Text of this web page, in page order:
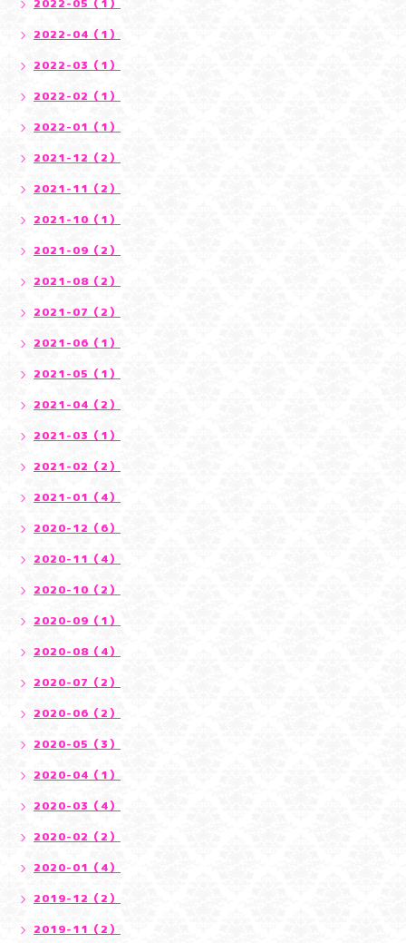
2022-04（1）
2022-03（1）
2022-02（1）
2022-01（1）
2021-12（2）
2021-11（2）
2021-10（1）
2021-09（2）
2021-08（2）
2021-07（2）
2021-06（1）
2021-05（1）
2021-04（2）
2021-03（1）
2021-02（2）
2021-01（4）
2020-12（6）
2020-11（4）
2020-10（2）
2020-09（1）
2020-08（4）
2020-07（2）
2020-06（2）
2020-05（3）
2020-04（1）
2020-03（4）
2020-02（2）
2020-01（4）
2019-12（2）
2019-11（2）